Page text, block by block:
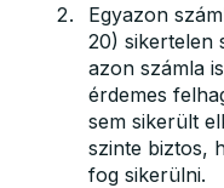
Egyazon
20) sikertelen
azon számla
érdemes
sem sikerült
szinte biztos,
fog sikerülni.